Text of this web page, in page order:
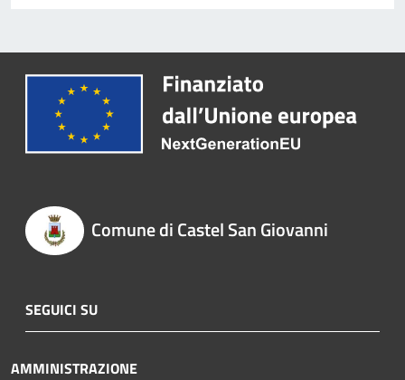
Comune di Castel San Giovanni
SEGUICI SU
AMMINISTRAZIONE